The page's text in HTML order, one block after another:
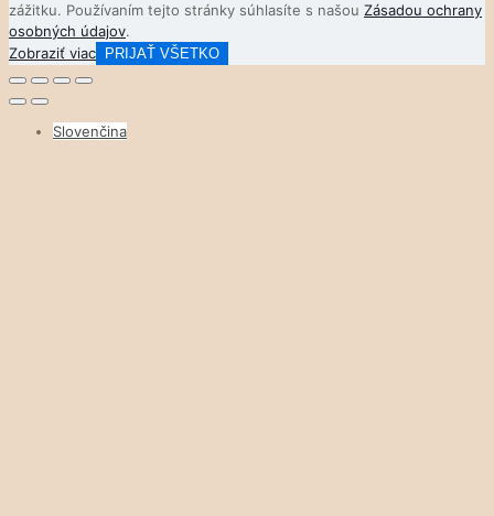
zážitku. Používaním tejto stránky súhlasíte s našou Zásadou ochrany
osobných údajov.
Zobraziť viac
PRIJAŤ VŠETKO
Slovenčina